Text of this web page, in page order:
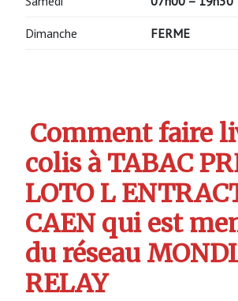
Dimanche FERME
Comment faire
colis à TABAC
LOTO L
CAEN qui est
du réseau
RELAY